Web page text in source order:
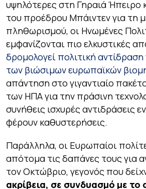
υψηλότερες στη Γηραιά Ήπειρο
του προέδρου Μπάιντεν για τη
πληθωρισμού, οι Ηνωμένες
εμφανίζονται πιο ελκυστικές
δρομολογεί πολιτική αντίδραση
των βιώσιμων ευρωπαϊκών
απάντηση στο γιγαντιαίο
των ΗΠΑ για την πράσινη
συνήθεις ισχυρές αντιδράσεις
φέρουν καθυστερήσεις.
Παράλληλα, οι Ευρωπαίοι
απότομα τις δαπάνες τους για
τον Οκτώβριο, γεγονός που
ακρίβεια, σε συνδυασμό με το